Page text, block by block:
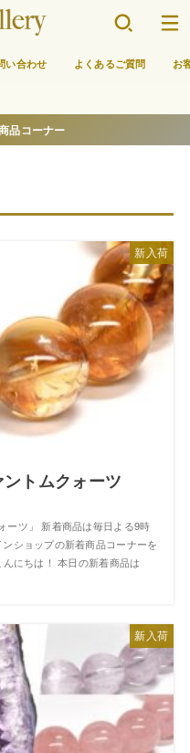
い合わせ よくあるご質問 お
品コーナー
新入荷
トムクォーツ
ーツ」 新着商品は毎日よる9時
ショップの新着商品コーナーを
にちは！ 本日の新着商品は
新入荷